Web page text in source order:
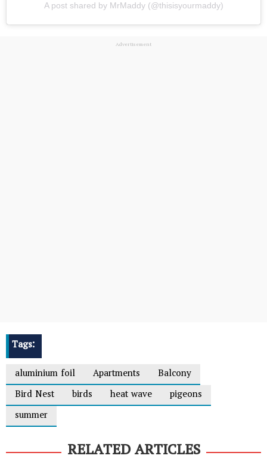
A post shared by MrMaddy (@thisisyourmaddy)
Tags:
aluminium foil
Apartments
Balcony
Bird Nest
birds heat wave
pigeons
summer
RELATED ARTICLES